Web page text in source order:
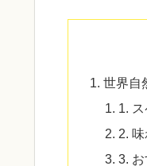
世界自
1.
2.
3.